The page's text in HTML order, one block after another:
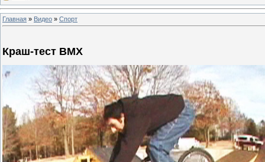
Главная » Видео » Спорт
Краш-тест BMX